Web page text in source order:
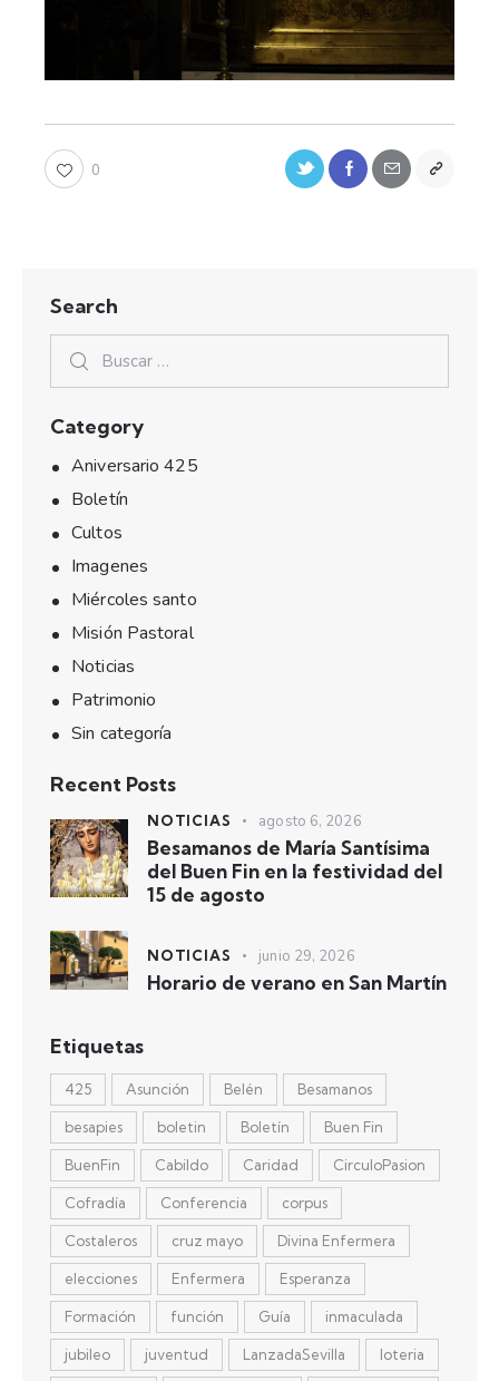
0
Search
Category
Aniversario 425
Boletín
Cultos
Imagenes
Miércoles santo
Misión Pastoral
Noticias
Patrimonio
Sin categoría
Recent Posts
NOTICIAS agosto 6, 2026
Besamanos de María Santísima
del Buen Fin en la festividad del
15 de agosto
NOTICIAS junio 29, 2026
Horario de verano en San Martín
Etiquetas
425 Asunción Belén Besamanos
besapies boletin Boletín Buen Fin
BuenFin Cabildo Caridad CirculoPasion
Cofradía Conferencia corpus
Costaleros cruz mayo Divina Enfermera
elecciones Enfermera Esperanza
Formación función Guía inmaculada
jubileo juventud LanzadaSevilla loteria